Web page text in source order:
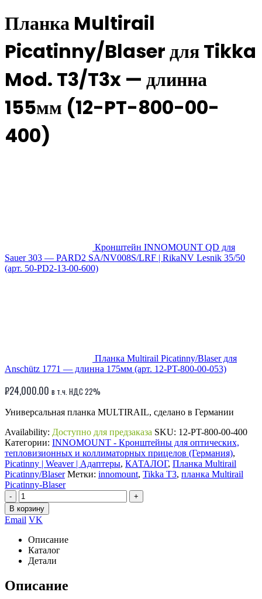
Планка Multirail
Picatinny/Blaser для Tikka
Mod. T3/T3x — длинна
155мм (12-PT-800-00-
400)
Кронштейн INNOMOUNT QD для
Sauer 303 — PARD2 SA/NV008S/LRF | RikaNV Lesnik 35/50
(арт. 50-PD2-13-00-600)
Планка Multirail Picatinny/Blaser для
Anschütz 1771 — длинна 175мм (арт. 12-PT-800-00-053)
₽24,000.00 в т.ч. НДС 22%
Универсальная планка MULTIRAIL, сделано в Германии
Availability: Доступно для предзаказа SKU: 12-PT-800-00-400
Категории: INNOMOUNT - Кронштейны для оптических,
тепловизионных и коллиматорных прицелов (Германия),
Picatinny | Weaver | Адаптеры, КАТАЛОГ, Планка Multirail
Picatinny/Blaser Метки: innomount, Tikka T3, планка Multirail
Picatinny-Blaser
-
+
В корзину
Email VK
Описание
Каталог
Детали
Описание